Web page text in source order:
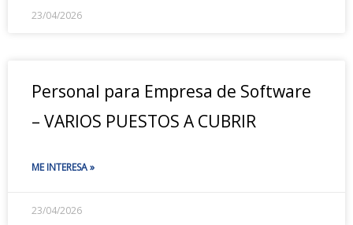
23/04/2026
Personal para Empresa de Software
– VARIOS PUESTOS A CUBRIR
ME INTERESA »
23/04/2026